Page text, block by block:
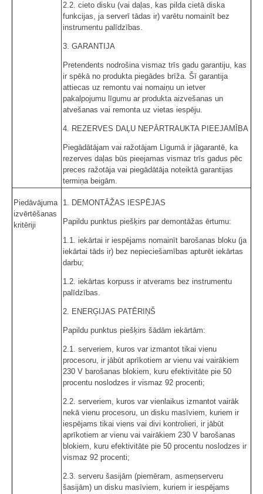
2.2. cieto disku (vai daļas, kas pilda cietā diska
funkcijas, ja serverī tādas ir) varētu nomainīt bez
instrumentu palīdzības.
3. GARANTIJA
Pretendents nodrošina vismaz trīs gadu garantiju, kas
ir spēkā no produkta piegādes brīža. Šī garantija
attiecas uz remontu vai nomaiņu un ietver
pakalpojumu līgumu ar produkta aizvešanas un
atvešanas vai remonta uz vietas iespēju.
4. REZERVES DAĻU NEPĀRTRAUKTA PIEEJAMĪBA
Piegādātājam vai ražotājam Līgumā ir jāgarantē, ka
rezerves daļas būs pieejamas vismaz trīs gadus pēc
preces ražotāja vai piegādātāja noteiktā garantijas
termiņa beigām.
Piedāvājuma
izvērtēšanas
kritēriji
1. DEMONTĀŽAS IESPĒJAS
Papildu punktus piešķirs par demontāžas ērtumu:
1.1. iekārtai ir iespējams nomainīt barošanas bloku (ja
iekārtai tāds ir) bez nepieciešamības apturēt iekārtas
darbu;
1.2. iekārtas korpuss ir atverams bez instrumentu
palīdzības.
2. ENERĢIJAS PATĒRIŅŠ
Papildu punktus piešķirs šādām iekārtām:
2.1. serveriem, kuros var izmantot tikai vienu
procesoru, ir jābūt aprīkotiem ar vienu vai vairākiem
230 V barošanas blokiem, kuru efektivitāte pie 50
procentu noslodzes ir vismaz 92 procenti;
2.2. serveriem, kuros var vienlaikus izmantot vairāk
nekā vienu procesoru, un disku masīviem, kuriem ir
iespējams tikai viens vai divi kontrolieri, ir jābūt
aprīkotiem ar vienu vai vairākiem 230 V barošanas
blokiem, kuru efektivitāte pie 50 procentu noslodzes ir
vismaz 92 procenti;
2.3. serveru šasijām (piemēram, asmeņserveru
šasijām) un disku masīviem, kuriem ir iespējams